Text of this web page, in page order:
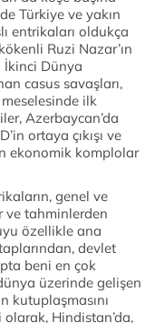
Türkiye ve yakın
entrikaları oldukça
Ruzi Nazar’ın
İkinci Dünya
casus savaşları,
meselesinde ilk
Azerbaycan’da
ortaya çıkışı ve
ekonomik komplolar
genel ve
ve tahminlerden
özellikle ana
devlet
beni en çok
üzerinde gelişen
kutuplaşmasını
Hindistan’da,